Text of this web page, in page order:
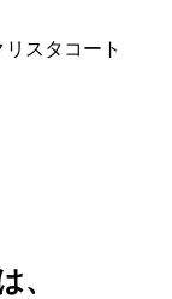
スタコート
、